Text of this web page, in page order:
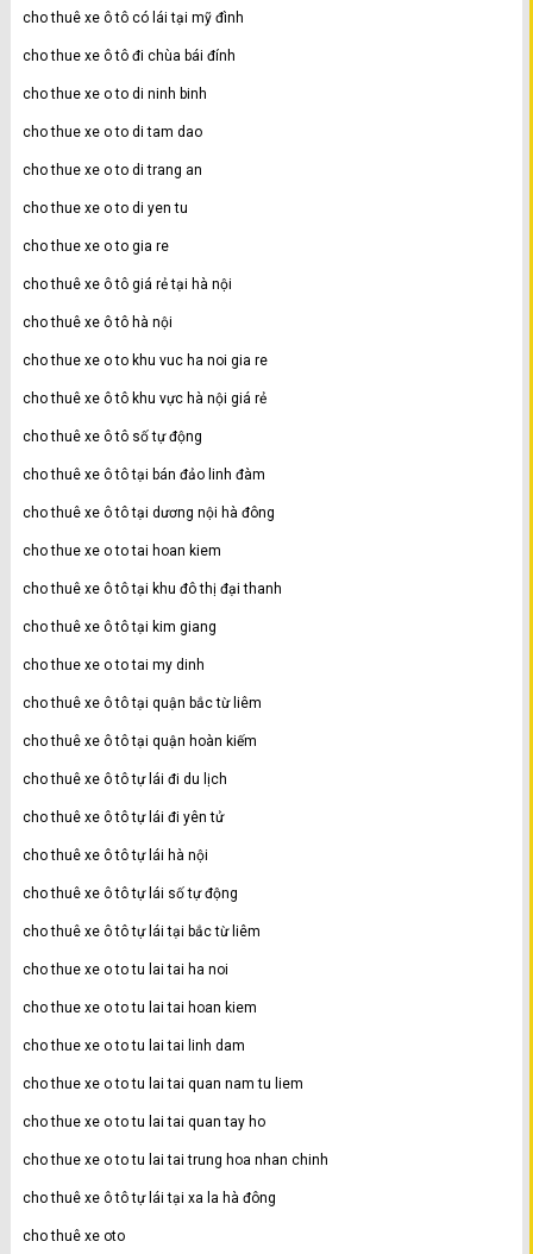
cho thuê xe ô tô có lái tại mỹ đình
cho thue xe ô tô đi chùa bái đính
cho thue xe o to di ninh binh
cho thue xe o to di tam dao
cho thue xe o to di trang an
cho thue xe o to di yen tu
cho thue xe o to gia re
cho thuê xe ô tô giá rẻ tại hà nội
cho thuê xe ô tô hà nội
cho thue xe o to khu vuc ha noi gia re
cho thuê xe ô tô khu vực hà nội giá rẻ
cho thuê xe ô tô số tự động
cho thuê xe ô tô tại bán đảo linh đàm
cho thuê xe ô tô tại dương nội hà đông
cho thue xe o to tai hoan kiem
cho thuê xe ô tô tại khu đô thị đại thanh
cho thuê xe ô tô tại kim giang
cho thue xe o to tai my dinh
cho thuê xe ô tô tại quận bắc từ liêm
cho thuê xe ô tô tại quận hoàn kiếm
cho thuê xe ô tô tự lái đi du lịch
cho thuê xe ô tô tự lái đi yên tử
cho thuê xe ô tô tự lái hà nội
cho thuê xe ô tô tự lái số tự động
cho thuê xe ô tô tự lái tại bắc từ liêm
cho thue xe o to tu lai tai ha noi
cho thue xe o to tu lai tai hoan kiem
cho thue xe o to tu lai tai linh dam
cho thue xe o to tu lai tai quan nam tu liem
cho thue xe o to tu lai tai quan tay ho
cho thue xe o to tu lai tai trung hoa nhan chinh
cho thuê xe ô tô tự lái tại xa la hà đông
cho thuê xe oto